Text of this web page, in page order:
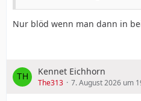
Nur blöd wenn man dann in
Kennet Eichhorn
The313 7. August 2026 um